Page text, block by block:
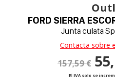
FORD SIERRA
Junta culata
Contacta sobre
157,59 €
El IVA solo se